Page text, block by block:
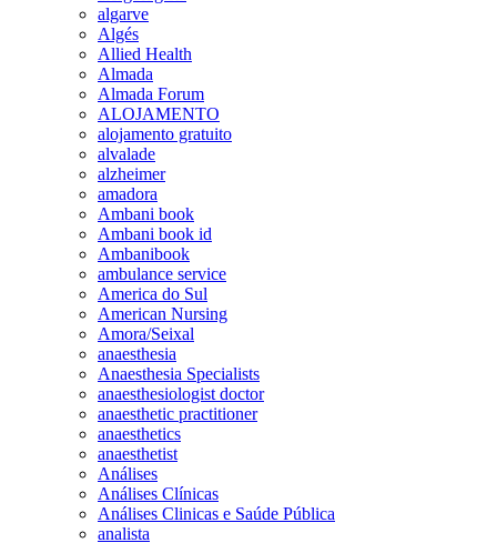
algarve
Algés
Allied Health
Almada
Almada Forum
ALOJAMENTO
alojamento gratuito
alvalade
alzheimer
amadora
Ambani book
Ambani book id
Ambanibook
ambulance service
America do Sul
American Nursing
Amora/Seixal
anaesthesia
Anaesthesia Specialists
anaesthesiologist doctor
anaesthetic practitioner
anaesthetics
anaesthetist
Análises
Análises Clínicas
Análises Clinicas e Saúde Pública
analista